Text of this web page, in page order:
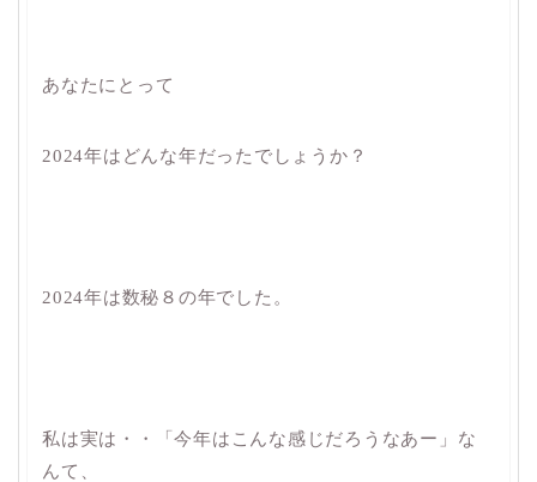
あなたにとって
2024年はどんな年だったでしょうか？
2024年は数秘８の年でした。
私は実は・・「今年はこんな感じだろうなあー」な
んて、